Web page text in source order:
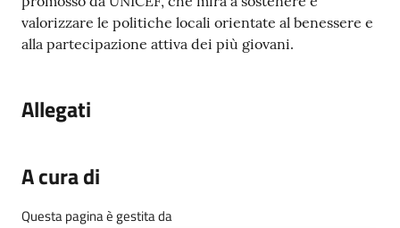
valorizzare le politiche locali orientate al benessere e
alla partecipazione attiva dei più giovani.
Allegati
A cura di
Questa pagina è gestita da